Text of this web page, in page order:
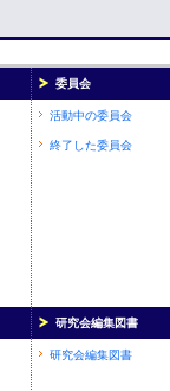
委員会
活動中の委員会
終了した委員会
研究会編集図書
研究会編集図書